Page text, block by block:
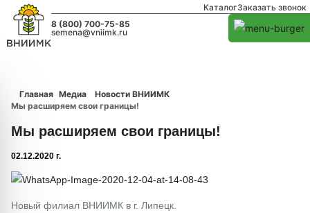
КаталогЗаказать звонок
8 (800) 700-75-85
semena@vniimk.ru
Главная Медиа
Новости ВНИИМК
Мы расширяем свои границы!
Мы расширяем свои границы!
02.12.2020 г.
1/0
Новый филиал ВНИИМК в г. Липецк.